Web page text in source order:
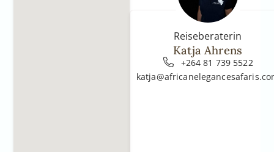
Reiseberaterin
Katja Ahrens
+264 81 739 5522